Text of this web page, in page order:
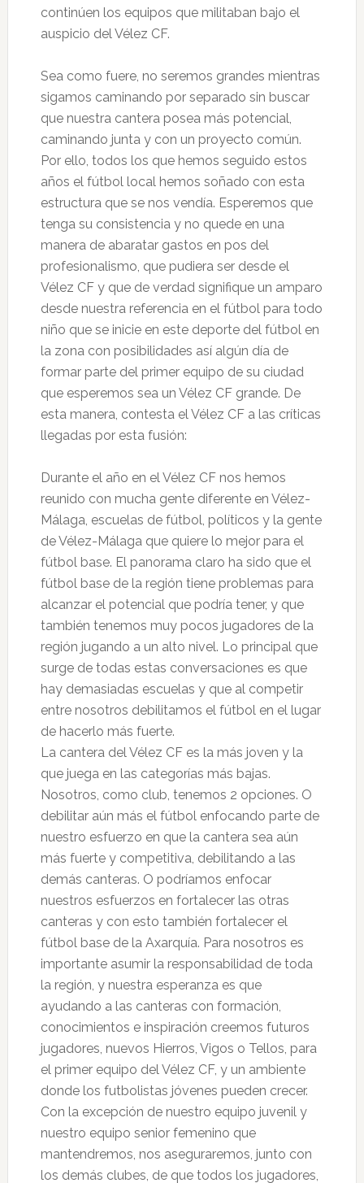
continúen los equipos que militaban bajo el
auspicio del Vélez CF.
Sea como fuere, no seremos grandes mientras
sigamos caminando por separado sin buscar
que nuestra cantera posea más potencial,
caminando junta y con un proyecto común.
Por ello, todos los que hemos seguido estos
años el fútbol local hemos soñado con esta
estructura que se nos vendía. Esperemos que
tenga su consistencia y no quede en una
manera de abaratar gastos en pos del
profesionalismo, que pudiera ser desde el
Vélez CF y que de verdad signifique un amparo
desde nuestra referencia en el fútbol para todo
niño que se inicie en este deporte del fútbol en
la zona con posibilidades así algún día de
formar parte del primer equipo de su ciudad
que esperemos sea un Vélez CF grande. De
esta manera, contesta el Vélez CF a las críticas
llegadas por esta fusión:
Durante el año en el Vélez CF nos hemos
reunido con mucha gente diferente en Vélez-
Málaga, escuelas de fútbol, políticos y la gente
de Vélez-Málaga que quiere lo mejor para el
fútbol base. El panorama claro ha sido que el
fútbol base de la región tiene problemas para
alcanzar el potencial que podría tener, y que
también tenemos muy pocos jugadores de la
región jugando a un alto nivel. Lo principal que
surge de todas estas conversaciones es que
hay demasiadas escuelas y que al competir
entre nosotros debilitamos el fútbol en el lugar
de hacerlo más fuerte.
La cantera del Vélez CF es la más joven y la
que juega en las categorías más bajas.
Nosotros, como club, tenemos 2 opciones. O
debilitar aún más el fútbol enfocando parte de
nuestro esfuerzo en que la cantera sea aún
más fuerte y competitiva, debilitando a las
demás canteras. O podríamos enfocar
nuestros esfuerzos en fortalecer las otras
canteras y con esto también fortalecer el
fútbol base de la Axarquía. Para nosotros es
importante asumir la responsabilidad de toda
la región, y nuestra esperanza es que
ayudando a las canteras con formación,
conocimientos e inspiración creemos futuros
jugadores, nuevos Hierros, Vigos o Tellos, para
el primer equipo del Vélez CF, y un ambiente
donde los futbolistas jóvenes pueden crecer.
Con la excepción de nuestro equipo juvenil y
nuestro equipo senior femenino que
mantendremos, nos aseguraremos, junto con
los demás clubes, de que todos los jugadores,